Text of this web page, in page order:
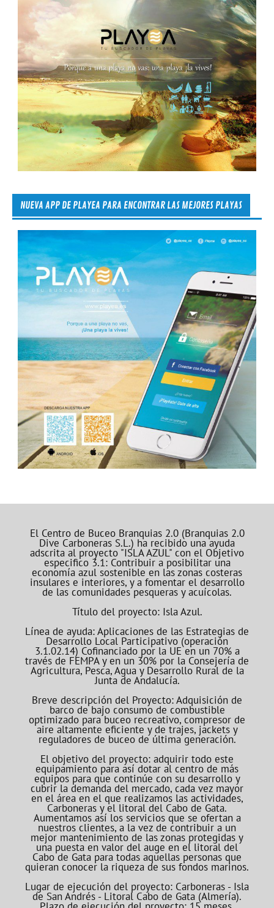
NUEVA APP DE PLAYEA PARA ENCONTRAR LAS MEJORES PLAYAS
El Centro de Buceo Branquias 2.0 (Branquias 2.0
Dive Carboneras S.L.) ha recibido una ayuda
adscrita al proyecto "ISLA AZUL" con el Objetivo
especifico 3.1: Contribuir a posibilitar una
economía azul sostenible en las zonas costeras
insulares e interiores, y a fomentar el desarrollo
de las comunidades pesqueras y acuícolas.
Título del proyecto: Isla Azul.
Línea de ayuda: Aplicaciones de las Estrategias de
Desarrollo Local Participativo (operación
3.1.02.14) Cofinanciado por la UE en un 70% a
través de FEMPA y en un 30% por la Consejería de
Agricultura, Pesca, Agua y Desarrollo Rural de la
Junta de Andalucía.
Breve descripción del Proyecto: Adquisición de
barco de bajo consumo de combustible
optimizado para buceo recreativo, compresor de
aire altamente eficiente y de trajes, jackets y
reguladores de buceo de última generación.
El objetivo del proyecto: adquirir todo este
equipamiento para así dotar al centro de más
equipos para que continúe con su desarrollo y
cubrir la demanda del mercado, cada vez mayor
en el área en el que realizamos las actividades,
Carboneras y el litoral del Cabo de Gata.
Aumentamos así los servicios que se ofertan a
nuestros clientes, a la vez de contribuir a un
mejor mantenimiento de las zonas protegidas y
una puesta en valor del auge en el litoral del
Cabo de Gata para todas aquellas personas que
quieran conocer la riqueza de sus fondos marinos.
Lugar de ejecución del proyecto: Carboneras - Isla
de San Andrés - Litoral Cabo de Gata (Almería).